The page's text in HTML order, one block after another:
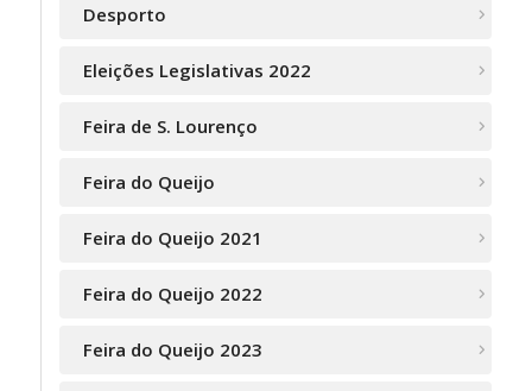
Desporto
Eleições Legislativas 2022
Feira de S. Lourenço
Feira do Queijo
Feira do Queijo 2021
Feira do Queijo 2022
Feira do Queijo 2023